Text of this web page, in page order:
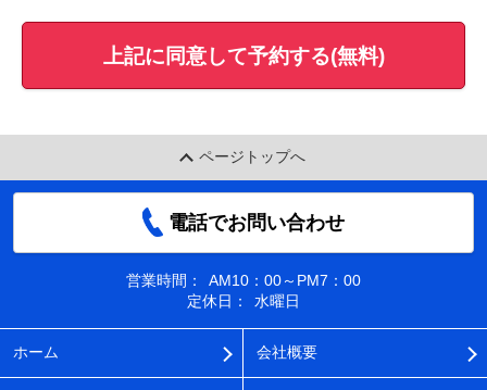
上記に同意して予約する(無料)
ページトップへ
電話でお問い合わせ
営業時間：
AM10：00～PM7：00
定休日：
水曜日
ホーム 会社概要